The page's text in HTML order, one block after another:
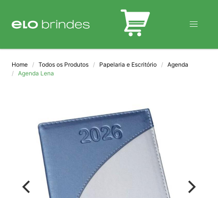
BLOG
Home Todos os Produtos Papelaria e Escritório
Agenda
Agenda Lena